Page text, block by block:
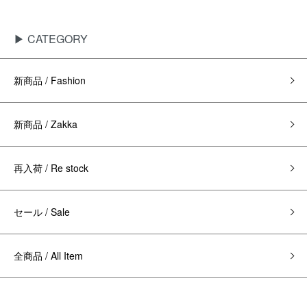
▶ CATEGORY
新商品 / Fashion
新商品 / Zakka
再入荷 / Re stock
セール / Sale
全商品 / All Item